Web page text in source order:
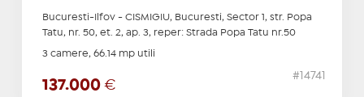
Bucuresti-Ilfov - CISMIGIU, Bucuresti, Sector 1, str. Popa
Tatu, nr. 50, et. 2, ap. 3, reper: Strada Popa Tatu nr.50
3 camere, 66.14 mp utili
137.000 €
#14741